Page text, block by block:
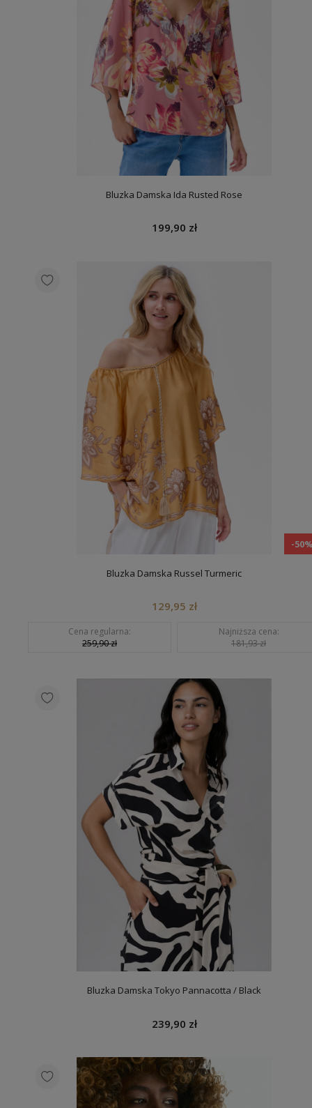
Bluzka Damska Ida Rusted Rose
199,90 zł
-
Bluzka Damska Russel Turmeric
129,95 zł
Cena regularna:
259,90 zł
Najniższa cena:
181,93 zł
Bluzka Damska Tokyo Pannacotta / Black
239,90 zł